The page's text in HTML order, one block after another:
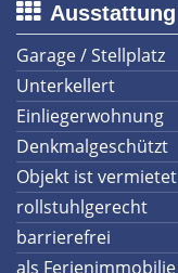
Ausstattung
Garage / Stellplatz
Unterkellert
Einliegerwohnung
Denkmalgeschützt
Objekt ist vermietet
rollstuhlgerecht
barrierefrei
als Ferienimmobilie